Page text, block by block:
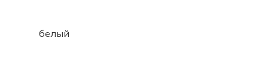
белый